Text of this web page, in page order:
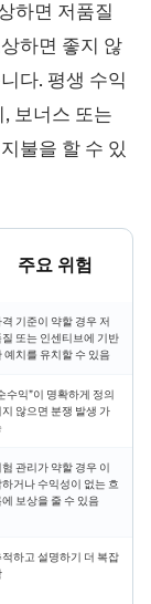
하면 저품질
하면 좋지 않
다. 평생 수익
보너스 또는
불을 할 수 있
주요 위험
기준이 약할 경우 저
또는 인센티브에 기반
예치를 유치할 수 있음
수익”이 명확하게 정의
지 않으면 분쟁 발생 가
관리가 약할 경우 이
하거나 수익성이 없는 흐
보상을 줄 수 있음
적하고 설명하기 더 복잡